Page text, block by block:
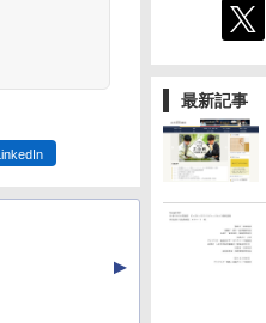
最新記事
LinkedIn
▲